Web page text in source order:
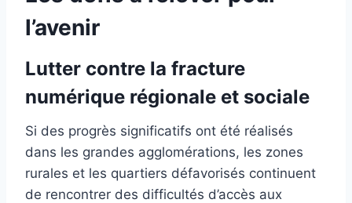
l’avenir
Lutter contre la fracture
numérique régionale et sociale
Si des progrès significatifs ont été réalisés
dans les grandes agglomérations, les zones
rurales et les quartiers défavorisés continuent
de rencontrer des difficultés d’accès aux